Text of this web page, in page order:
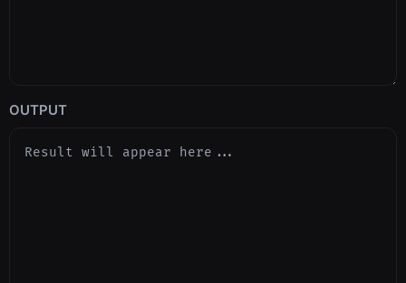
OUTPUT